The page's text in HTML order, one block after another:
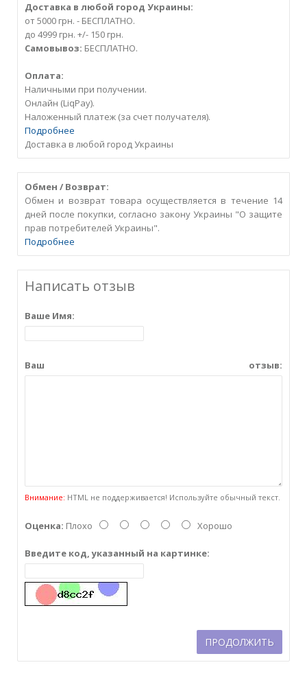
Доставка в любой город Украины:
от 5000 грн. - БЕСПЛАТНО.
до 4999 грн. +/- 150 грн.
Самовывоз: БЕСПЛАТНО.
Оплата:
Наличными при получении.
Онлайн (LiqPay).
Наложенный платеж (за счет получателя).
Подробнее
Доставка в любой город Украины
Обмен / Возврат:
Обмен и возврат товара осуществляется в течение 14
дней после покупки, согласно закону Украины "О защите
прав потребителей Украины".
Подробнее
Написать отзыв
Ваше Имя:
Ваш отзыв:
Внимание: HTML не поддерживается! Используйте обычный текст.
Оценка: Плохо Хорошо
Введите код, указанный на картинке:
ПРОДОЛЖИТЬ